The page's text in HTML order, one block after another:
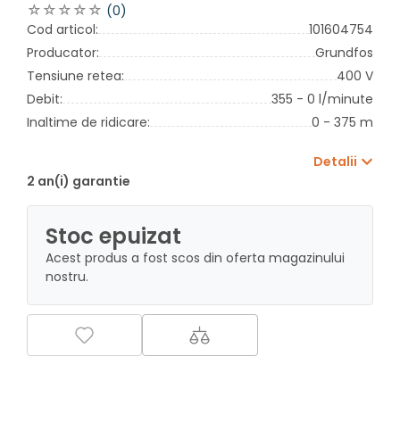
(0)
Cod articol:
101604754
Producator:
Grundfos
Tensiune retea:
400 V
Debit:
355 - 0 l/minute
Inaltime de ridicare:
0 - 375 m
Detalii
2 an(i) garantie
Stoc epuizat
Acest produs a fost scos din oferta magazinului
nostru.